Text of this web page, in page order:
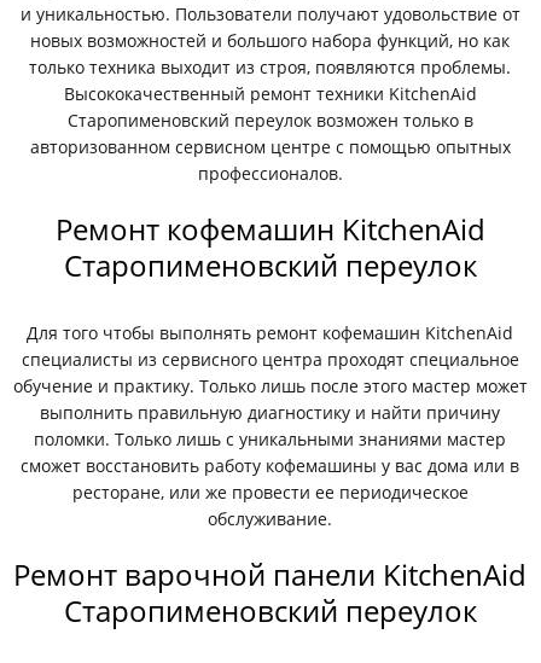
и уникальностью. Пользователи получают удовольствие от
новых возможностей и большого набора функций, но как
только техника выходит из строя, появляются проблемы.
Высококачественный ремонт техники KitchenAid
Старопименовский переулок возможен только в
авторизованном сервисном центре с помощью опытных
профессионалов.
Ремонт кофемашин KitchenAid
Старопименовский переулок
Для того чтобы выполнять ремонт кофемашин KitchenAid
специалисты из сервисного центра проходят специальное
обучение и практику. Только лишь после этого мастер может
выполнить правильную диагностику и найти причину
поломки. Только лишь с уникальными знаниями мастер
сможет восстановить работу кофемашины у вас дома или в
ресторане, или же провести ее периодическое
обслуживание.
Ремонт варочной панели KitchenAid
Старопименовский переулок